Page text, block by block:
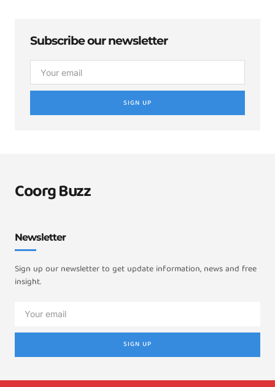
Subscribe our newsletter
SIGN UP
Coorg Buzz
Newsletter
Sign up our newsletter to get update information, news and free
insight.
SIGN UP